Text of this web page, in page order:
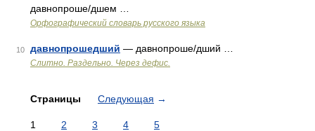
давнопроше/дшем …
Орфографический словарь русского языка
10 давнопрошедший — давнопроше/дший …
Слитно. Раздельно. Через дефис.
Страницы Следующая →
1 2 3 4 5